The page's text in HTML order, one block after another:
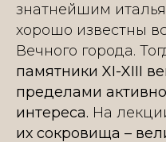
знатнейшим
хорошо известны
Вечного города.
памятники XI-XIII
пределами
интереса. На
их сокровища –